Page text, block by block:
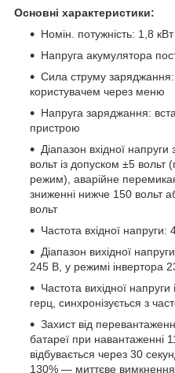
Основні характеристики:
Номін. потужність: 1,8 кВт
Напруга акумулятора
Сила струму
користувачем через меню
Напруга заряджання:
пристрою
Діапазон вхідної
вольт із допуском ±5
режим), аварійне
зниженні нижче 150 вольт
вольт
Частота вхідної напруги:
Діапазон вихідної
245 В, у режимі інвертора
Частота вихідної
герц, синхронізується з
Захист від
батареї при навантаженні
відбувається через 30
130% — миттєве